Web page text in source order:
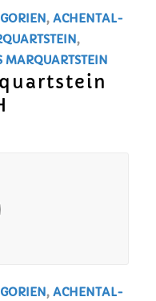
,ACHENTAL-
,
MARQUARTSTEIN
,ACHENTAL-